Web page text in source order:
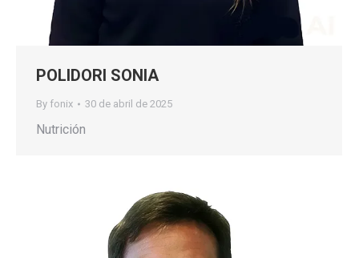
POLIDORI SONIA
By fonix 30 de abril de 2025
Nutrición